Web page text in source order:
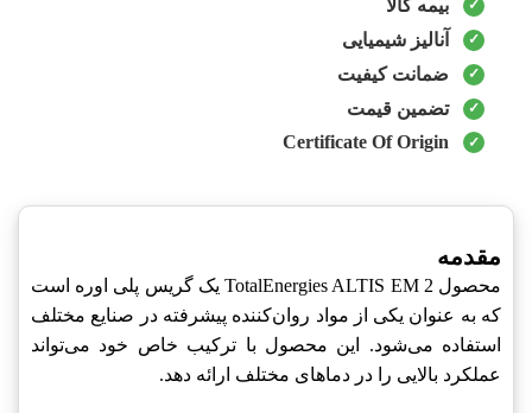
بیمه کالا
آنالیز شیمیایی
ضمانت کیفیت
تضمین قیمت
Certificate Of Origin
مقدمه
محصول TotalEnergies ALTIS EM 2‎ یک گریس پلی اوره است
که به عنوان یکی از مواد روان‌کننده پیشرفته در صنایع مختلف
استفاده می‌شود. این محصول با ترکیب خاص خود می‌تواند
عملکرد بالایی را در دماهای مختلف ارائه دهد.